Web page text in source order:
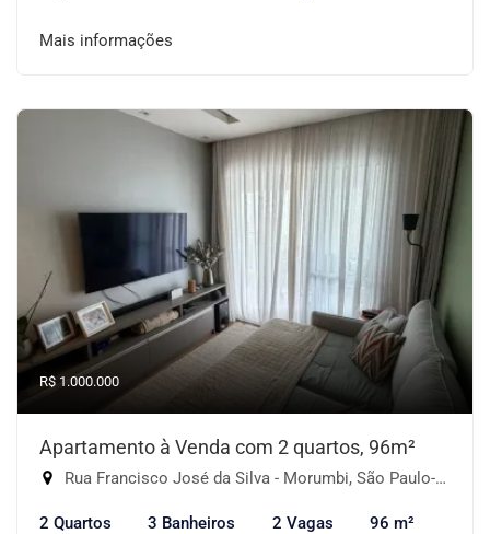
Mais informações
R$ 1.000.000
Apartamento à Venda com 2 quartos, 96m²
Rua Francisco José da Silva - Morumbi, São Paulo-SP
2 Quartos 3 Banheiros 2 Vagas 96 m²